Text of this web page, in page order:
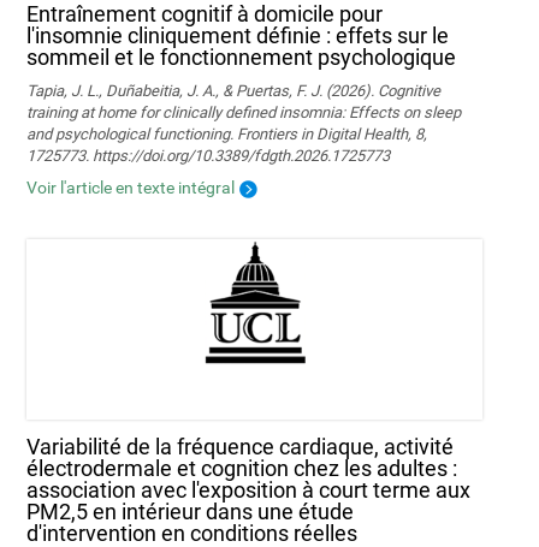
Entraînement cognitif à domicile pour
l'insomnie cliniquement définie : effets sur le
sommeil et le fonctionnement psychologique
Tapia, J. L., Duñabeitia, J. A., & Puertas, F. J. (2026). Cognitive
training at home for clinically defined insomnia: Effects on sleep
and psychological functioning. Frontiers in Digital Health, 8,
1725773. https://doi.org/10.3389/fdgth.2026.1725773
Voir l'article en texte intégral
Variabilité de la fréquence cardiaque, activité
électrodermale et cognition chez les adultes :
association avec l'exposition à court terme aux
PM2,5 en intérieur dans une étude
d'intervention en conditions réelles